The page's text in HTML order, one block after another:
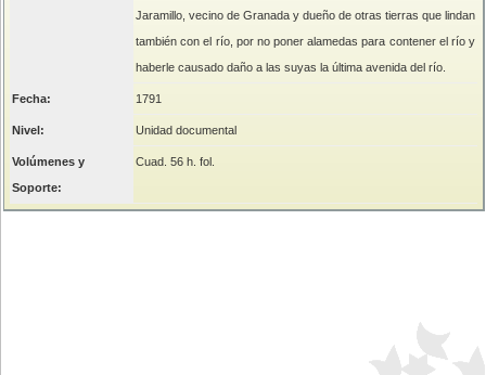
Jaramillo, vecino de Granada y dueño de otras tierras que lindan
también con el río, por no poner alamedas para contener el río y
haberle causado daño a las suyas la última avenida del río.
Fecha: 1791
Nivel: Unidad documental
Volúmenes y
Soporte:
Cuad. 56 h. fol.